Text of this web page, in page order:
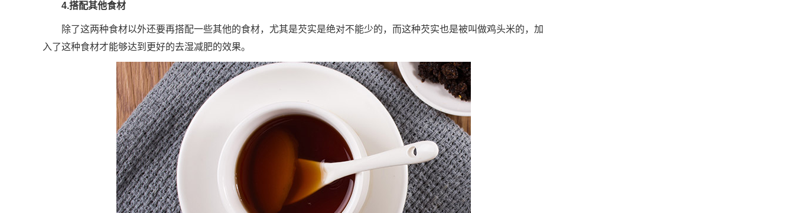
4.搭配其他食材
除了这两种食材以外还要再搭配一些其他的食材，尤其是芡实是绝对不能少的，而这种芡实也是被叫做鸡头米的，加
入了这种食材才能够达到更好的去湿减肥的效果。